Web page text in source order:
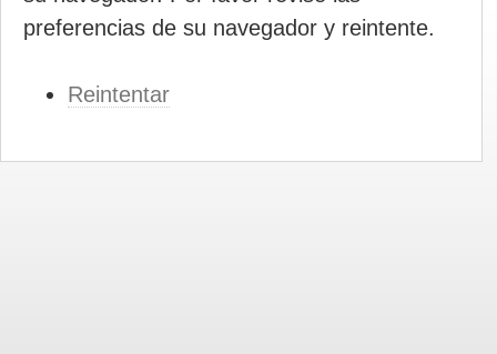
preferencias de su navegador y reintente.
Reintentar